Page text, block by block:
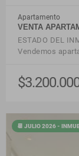
Apartamento
VENTA
ESTADO DEL
Vendemos
📆 JULIO 2026 -